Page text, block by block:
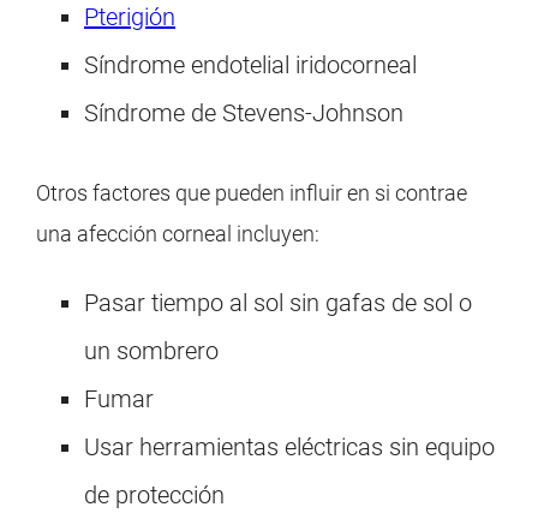
Pterigión
Síndrome endotelial iridocorneal
Síndrome de Stevens-Johnson
Otros factores que pueden influir en si contrae
una afección corneal incluyen:
Pasar tiempo al sol sin gafas de sol o
un sombrero
Fumar
Usar herramientas eléctricas sin equipo
de protección